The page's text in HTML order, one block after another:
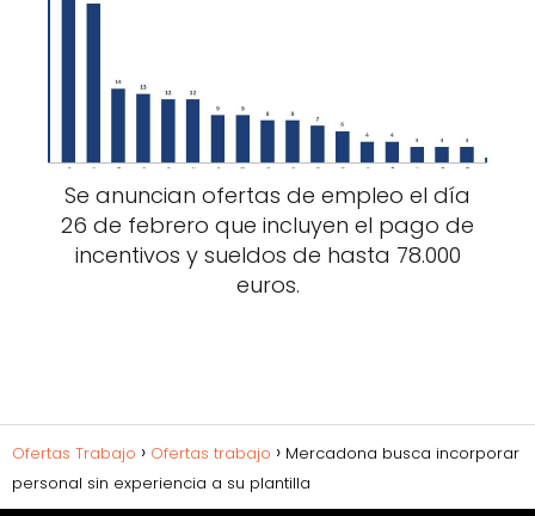
Se anuncian ofertas de empleo el día
26 de febrero que incluyen el pago de
incentivos y sueldos de hasta 78.000
euros.
Ofertas Trabajo Ofertas trabajo
Mercadona busca incorporar
personal sin experiencia a su plantilla